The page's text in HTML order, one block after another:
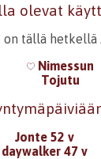
olevat
on tällä hetkellä
Nimessun
Tojutu
Jonte 52 v
daywalker 47 v